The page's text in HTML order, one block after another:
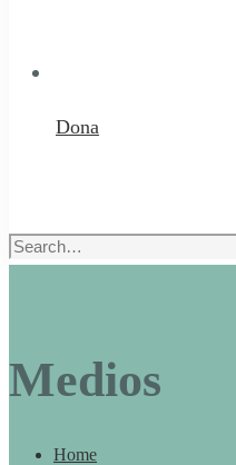
Dona
Search
Medios
Home